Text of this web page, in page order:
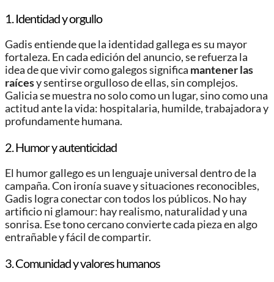
1. Identidad y orgullo
Gadis entiende que la identidad gallega es su mayor
fortaleza. En cada edición del anuncio, se refuerza la
idea de que vivir como galegos significa mantener las
raícesy sentirse orgulloso de ellas, sin complejos.
Galicia se muestra no solo como un lugar, sino como una
actitud ante la vida: hospitalaria, humilde, trabajadora y
profundamente humana.
2. Humor y autenticidad
El humor gallego es un lenguaje universal dentro de la
campaña. Con ironía suave y situaciones reconocibles,
Gadis logra conectar con todos los públicos. No hay
artificio ni glamour: hay realismo, naturalidad y una
sonrisa. Ese tono cercano convierte cada pieza en algo
entrañable y fácil de compartir.
3. Comunidad y valores humanos